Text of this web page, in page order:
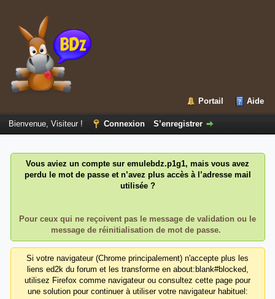
Portail Aide
Bienvenue, Visiteur ! Connexion S’enregistrer
Vous aviez un compte sur emulebdz.p1g1, mais vous avez
perdu le mot de passe et n’avez plus accès à l’adresse mail
utilisée ?
Pour ceux qui ne reçoivent pas le message de validation ou le
message de réinitialisation de mot de passe.
Si votre navigateur (Chrome principalement) n'accepte plus les
liens ed2k du forum et les transforme en about:blank#blocked,
utilisez Firefox comme navigateur ou consultez cette page pour
une solution pour continuer à utiliser votre navigateur habituel: